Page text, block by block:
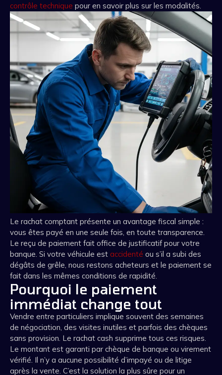
contrôle technique pour en savoir plus sur les modalités.
Le rachat comptant présente un avantage fiscal simple :
vous êtes payé en une seule fois, en toute transparence.
Le reçu de paiement fait office de justificatif pour votre
banque. Si votre véhicule est accidenté ou s’il a subi des
dégâts de grêle, nous restons acheteurs et le paiement se
fait dans les mêmes conditions de rapidité.
Pourquoi le paiement
immédiat change tout
Vendre entre particuliers implique souvent des semaines
de négociation, des visites inutiles et parfois des chèques
sans provision. Le rachat cash supprime tous ces risques.
Le montant est garanti par chèque de banque ou virement
vérifié. Il n’y a aucune possibilité d’impayé ou de litige
après la vente. C’est la solution la plus sûre pour un